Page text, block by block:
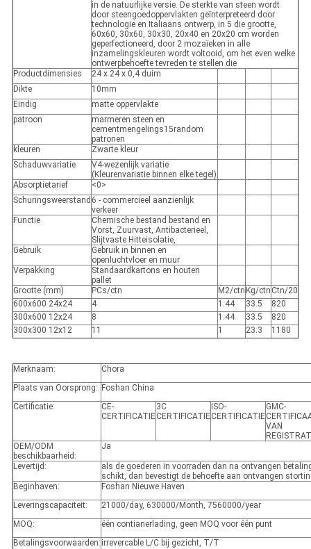
in de natuurlijke versie. De sterkte van steen wordt
door steengoedoppervlakten geïnterpreteerd door
technologie en Italiaans ontwerp, in 5 die grootte,
60x60, 30x60, 30x30, 20x40 en 20x20 cm worden
geperfectioneerd, door 2 mozaïeken in alle
inzamelingskleuren wordt voltooid, om het even welke
ontwerpbehoefte tevreden te stellen die
Productdimensies
24 x 24 x 0,4 duim
Dikte
10mm
Eindig
matte oppervlakte
patroon
marmeren steen en
cementmengelings15random
patronen
kleuren
Zwarte kleur
Schaduwvariatie
V4-wezenlijk variatie
(Kleurenvariatie binnen elke tegel)
Absorptietarief
<0>
Schuringsweerstand 6 - commercieel aanzienlijk
verkeer
Functie
Chemische bestand bestand en
Vorst, Zuurvast, Antibacterieel,
Slijtvaste Hitteisolatie,
Gebruik
Gebruik in binnen en
openluchtvloer en muur
Verpakking
Standaardkartons en houten
pallet
Grootte (mm)
PCs/ctn M2/ctn Kg/ctn Ctn/20
600x600 24x24
4 1.44 33.5
820
300x600 12x24
8 1.44 33.5
820
300x300 12x12
11 1 23.3 1180
Merknaam:
Chora
Plaats van Oorsprong: Foshan China
Certificatie:
CE-
CERTIFICATIE
3C
CERTIFICATIE
ISO-
CERTIFICATIE
GMC-
VAN
OEM/ODM
beschikbaarheid:
Ja
Levertijd:
als de goederen in voorraden dan na ontvangen
schikt, dan bevestigt de behoefte aan ontvangen
Beginhaven:
Foshan Nieuwe Haven
Leveringscapaciteit:
21000/day, 630000/Month, 7560000/year
MOQ:
één contianerlading, geen MOQ voor één punt
Betalingsvoorwaarden: irrevercable L/C bij gezicht, T/T